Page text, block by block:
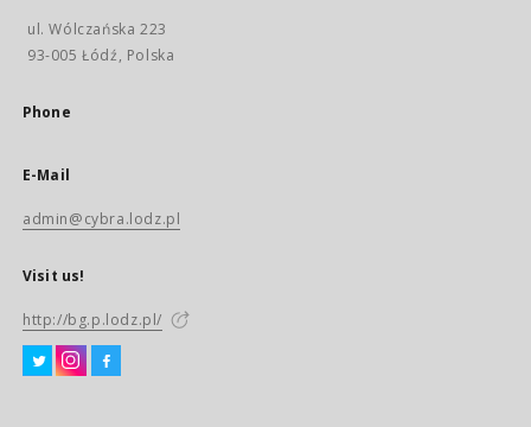
ul. Wólczańska 223
93-005 Łódź, Polska
Phone
E-Mail
admin@cybra.lodz.pl
Visit us!
http://bg.p.lodz.pl/